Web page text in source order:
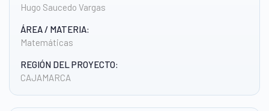
Hugo Saucedo Vargas
ÁREA / MATERIA:
Matemáticas
REGIÓN DEL PROYECTO:
CAJAMARCA